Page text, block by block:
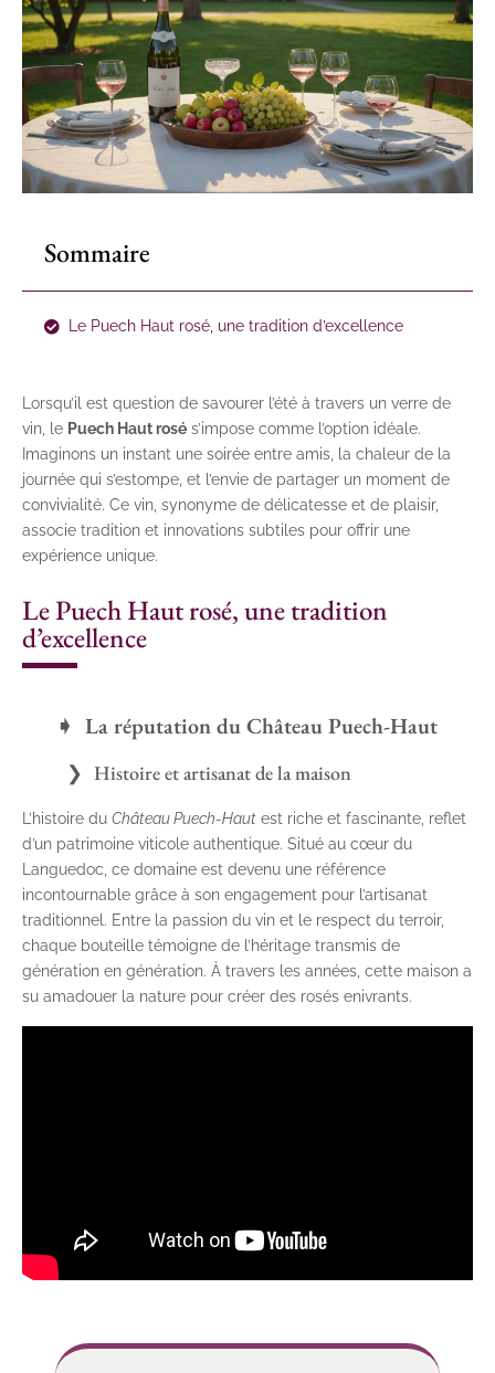
Sommaire
Le Puech Haut rosé, une tradition d’excellence
Lorsqu’il est question de savourer l’été à travers un verre de
vin, le Puech Haut rosé s’impose comme l’option idéale.
Imaginons un instant une soirée entre amis, la chaleur de la
journée qui s’estompe, et l’envie de partager un moment de
convivialité. Ce vin, synonyme de délicatesse et de plaisir,
associe tradition et innovations subtiles pour offrir une
expérience unique.
Le Puech Haut rosé, une tradition
d’excellence
La réputation du Château Puech-Haut
Histoire et artisanat de la maison
L’histoire du Château Puech-Haut est riche et fascinante, reflet
d’un patrimoine viticole authentique. Situé au cœur du
Languedoc, ce domaine est devenu une référence
incontournable grâce à son engagement pour l’artisanat
traditionnel. Entre la passion du vin et le respect du terroir,
chaque bouteille témoigne de l’héritage transmis de
génération en génération. À travers les années, cette maison a
su amadouer la nature pour créer des rosés enivrants.